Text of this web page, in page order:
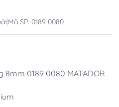
Mã SP: 0189 0080
0189 0080 MATADOR